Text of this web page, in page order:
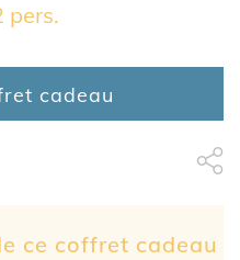
pers.
cadeau
ce coffret cadeau